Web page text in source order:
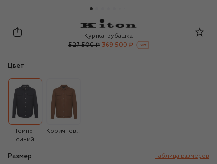
Kiton
Куртка-рубашка
527 500 ₽ 369 500 ₽ -30%
Цвет
Темно-
синий
Коричневый
Размер Таблица размеров